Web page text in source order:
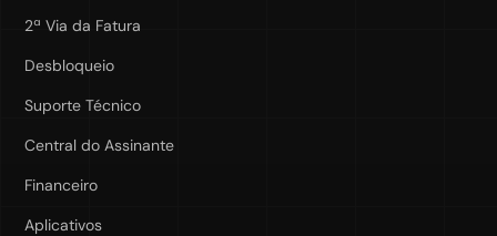
2ª Via da Fatura
Desbloqueio
Suporte Técnico
Central do Assinante
Financeiro
Aplicativos